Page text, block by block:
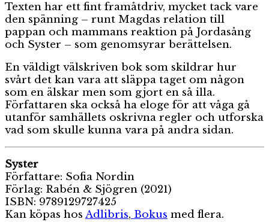
Texten har ett fint framåtdriv, mycket tack vare
den spänning – runt Magdas relation till
pappan och mammans reaktion på Jordasång
och Syster – som genomsyrar berättelsen.
En väldigt välskriven bok som skildrar hur
svårt det kan vara att släppa taget om någon
som en älskar men som gjort en så illa.
Författaren ska också ha eloge för att våga gå
utanför samhällets oskrivna regler och utforska
vad som skulle kunna vara på andra sidan.
Syster
Författare: Sofia Nordin
Förlag: Rabén & Sjögren (2021)
ISBN: 9789129727425
Kan köpas hos Adlibris, Bokus med flera.